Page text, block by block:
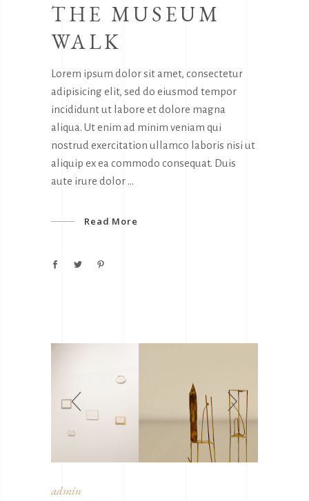
THE MUSEUM
WALK
Lorem ipsum dolor sit amet, consectetur
adipisicing elit, sed do eiusmod tempor
incididunt ut labore et dolore magna
aliqua. Ut enim ad minim veniam qui
nostrud exercitation ullamco laboris nisi ut
aliquip ex ea commodo consequat. Duis
aute irure dolor
Read More
admin